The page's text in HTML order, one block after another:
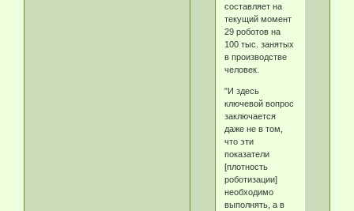
составляет на
текущий момент
29 роботов на
100 тыс. занятых
в производстве
человек.
"И здесь
ключевой вопрос
заключается
даже не в том,
что эти
показатели
[плотность
роботизации]
необходимо
выполнять, а в